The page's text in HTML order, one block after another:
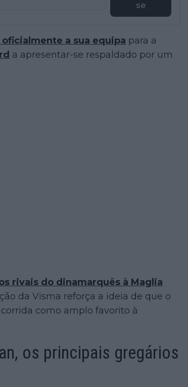
se
a sua equipa para a
a apresentar-se respaldado por um
rivais do dinamarquês à Maglia
da Visma reforça a ideia de que o
como amplo favorito à
os principais gregários